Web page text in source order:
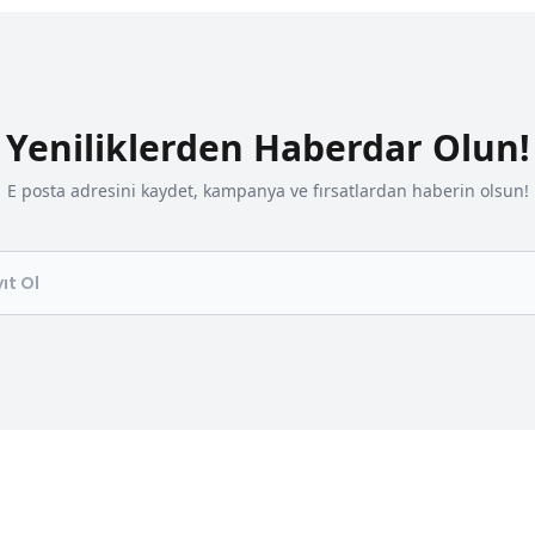
Yeniliklerden Haberdar Olun!
E posta adresini kaydet, kampanya ve fırsatlardan haberin olsun!